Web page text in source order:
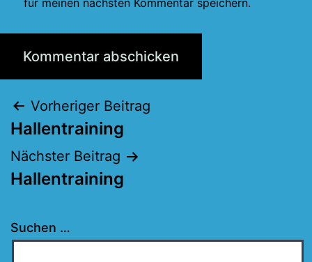
für meinen nächsten Kommentar speichern.
Beitragsnavigation
Vorheriger Beitrag
Hallentraining
Nächster Beitrag
Hallentraining
Suchen …